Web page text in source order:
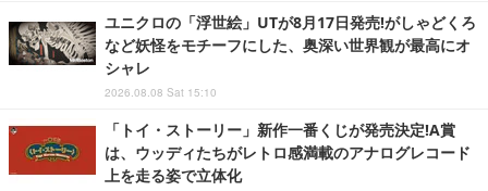
ユニクロの「浮世絵」UTが8月17日発売!がしゃどくろ
など妖怪をモチーフにした、奥深い世界観が最高にオ
シャレ
2026.08.08 Sat 15:10
「トイ・ストーリー」新作一番くじが発売決定!A賞
は、ウッディたちがレトロ感満載のアナログレコード
上を走る姿で立体化